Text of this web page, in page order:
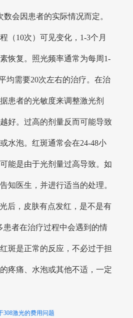
会因患者的实际情况而定。
（10次）可见变化，1-3个月
恢复。照光频率通常为每周1-
均需要20次左右的治疗。在治
患者的光敏度来调整激光剂
好。过高的剂量反而可能导致
水泡。红斑通常会在24-48小
能是由于光剂量过高导致。如
知医生，并进行适当的处理。
后，皮肤有点发红，是不是有
患者在治疗过程中会遇到的情
斑是正常的反应，不必过于担
疼痛、水泡或其他不适，一定
308激光的费用问题